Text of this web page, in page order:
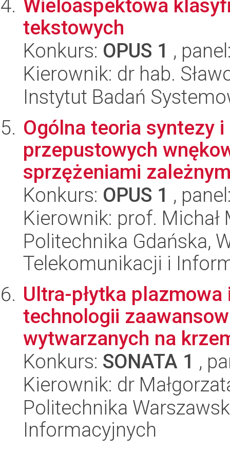
Wieloaspektowa
tekstowych
Konkurs: OPUS 1 ,
Kierownik: dr hab.
Instytut Badań
Ogólna teoria syntezy
przepustowych
sprzężeniami
Konkurs: OPUS 1 ,
Kierownik: prof. Michał
Politechnika Gdańska,
Telekomunikacji i
Ultra-płytka
technologii
wytwarzanych na
Konkurs: SONATA 1 ,
Kierownik: dr
Politechnika
Informacyjnych